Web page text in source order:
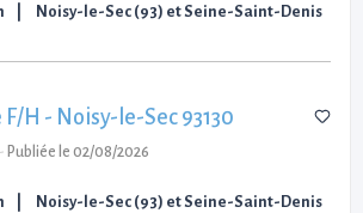
Noisy-le-Sec (93) et Seine-Saint-Denis
H - Noisy-le-Sec 93130
- Publiée le 02/08/2026
Noisy-le-Sec (93) et Seine-Saint-Denis